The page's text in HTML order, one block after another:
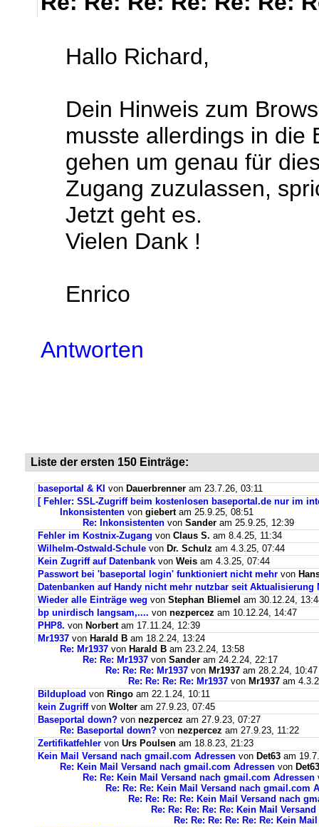
Hallo Richard,
Dein Hinweis zum
musste allerdings in die
gehen um genau für
Zugang zuzulassen,
Jetzt geht es.
Vielen Dank !
Enrico
Antworten
Liste der ersten 150 Einträge:
baseportal & KI von Dauerbrenner am 23.7.26, 03:11
[ Fehler: SSL-Zugriff beim kostenlosen baseportal.de nur im
Inkonsistenten von giebertam 25.9.25, 08:51
Re: Inkonsistenten von Sander am 25.9.25, 12:39
Fehler im Kostnix-Zugang von Claus S. am 8.4.25, 11:34
Wilhelm-Ostwald-Schule von Dr. Schulz am 4.3.25, 07:44
Kein Zugriff auf Datenbank von Weis am 4.3.25, 07:44
Passwort bei 'baseportal login' funktioniert nicht mehr von
Datenbanken auf Handy nicht mehr nutzbar seit Aktualisierung
Wieder alle Einträge weg von Stephan Bliemel am 30.12.24,
bp unirdisch langsam,.... von nezpercez am 10.12.24, 14:47
PHP8. von Norbertam 17.11.24, 12:39
Mr1937 von Harald B am 18.2.24, 13:24
Re: Mr1937 von Harald B am 23.2.24, 13:58
Re: Re: Mr1937 von Sander am 24.2.24, 22:17
Re: Re: Re: Mr1937 von Mr1937 am 28.2.24, 10:47
Re: Re: Re: Re: Mr1937 von Mr1937 am
Bildupload von Ringo am 22.1.24, 10:11
kein Zugriffvon Wolter am 27.9.23, 07:45
Baseportal down? von nezpercez am 27.9.23, 07:27
Re: Baseportal down? von nezpercez am 27.9.23, 11:22
Zertifikatfehler von Urs Poulsen am 18.8.23, 21:23
Kein Mail Versand nach gmail.com Adressen von Det63 am
Re: Kein Mail Versand nach gmail.com Adressen von Det63
Re: Re: Kein Mail Versand nach gmail.com Adressen
Re: Re: Re: Kein Mail Versand nach gmail.com
Re: Re: Re: Re: Kein Mail Versand nach
Re: Re: Re: Re: Re: Kein Mail
Re: Re: Re: Re: Re: Re: Kein